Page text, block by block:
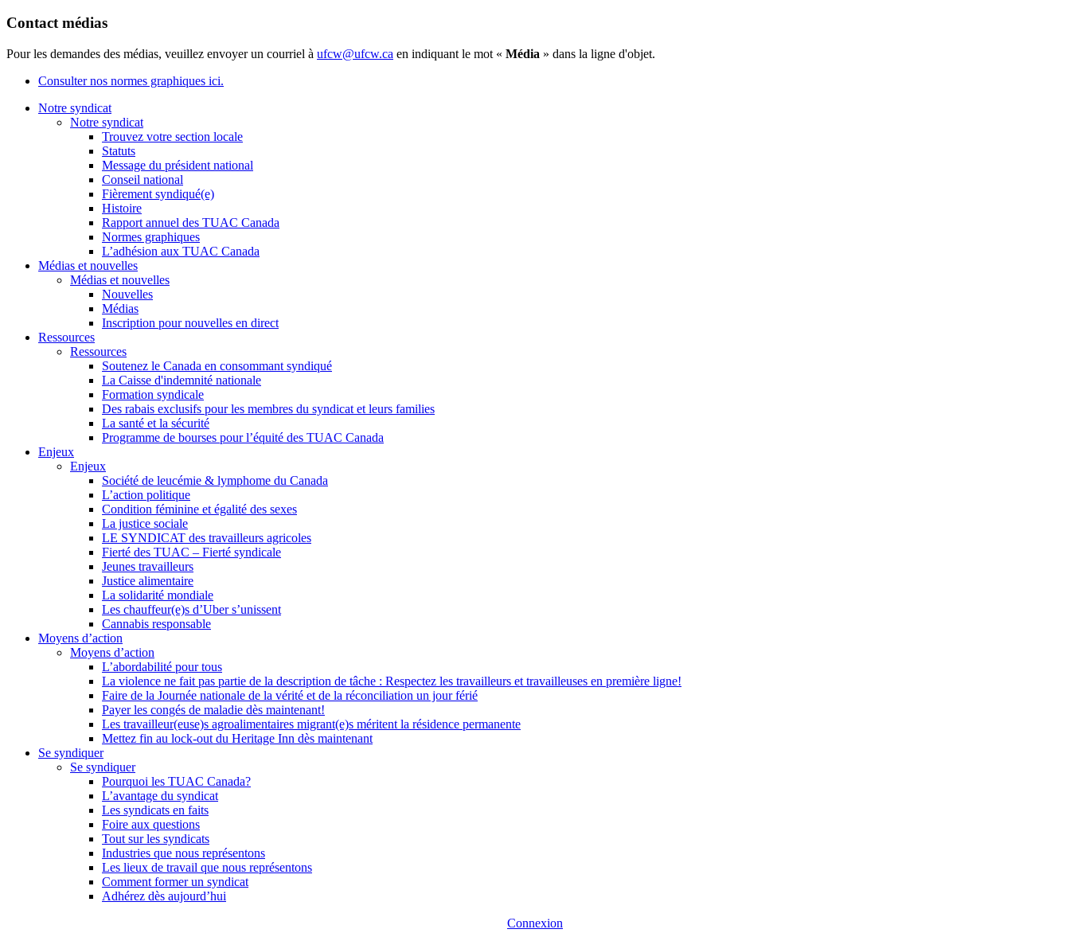
Contact médias
Pour les demandes des médias, veuillez envoyer un courriel à ufcw@ufcw.ca en indiquant le mot « Média » dans la ligne d'objet.
Consulter nos normes graphiques ici.
Notre syndicat
Notre syndicat
Trouvez votre section locale
Statuts
Message du président national
Conseil national
Fièrement syndiqué(e)
Histoire
Rapport annuel des TUAC Canada
Normes graphiques
L’adhésion aux TUAC Canada
Médias et nouvelles
Médias et nouvelles
Nouvelles
Médias
Inscription pour nouvelles en direct
Ressources
Ressources
Soutenez le Canada en consommant syndiqué
La Caisse d'indemnité nationale
Formation syndicale
Des rabais exclusifs pour les membres du syndicat et leurs families
La santé et la sécurité
Programme de bourses pour l’équité des TUAC Canada
Enjeux
Enjeux
Société de leucémie & lymphome du Canada
L’action politique
Condition féminine et égalité des sexes
La justice sociale
LE SYNDICAT des travailleurs agricoles
Fierté des TUAC – Fierté syndicale
Jeunes travailleurs
Justice alimentaire
La solidarité mondiale
Les chauffeur(e)s d’Uber s’unissent
Cannabis responsable
Moyens d’action
Moyens d’action
L’abordabilité pour tous
La violence ne fait pas partie de la description de tâche : Respectez les travailleurs et travailleuses en première ligne!
Faire de la Journée nationale de la vérité et de la réconciliation un jour férié
Payer les congés de maladie dès maintenant!
Les travailleur(euse)s agroalimentaires migrant(e)s méritent la résidence permanente
Mettez fin au lock-out du Heritage Inn dès maintenant
Se syndiquer
Se syndiquer
Pourquoi les TUAC Canada?
L’avantage du syndicat
Les syndicats en faits
Foire aux questions
Tout sur les syndicats
Industries que nous représentons
Les lieux de travail que nous représentons
Comment former un syndicat
Adhérez dès aujourd’hui
Connexion